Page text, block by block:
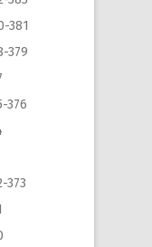
381
379
376
373